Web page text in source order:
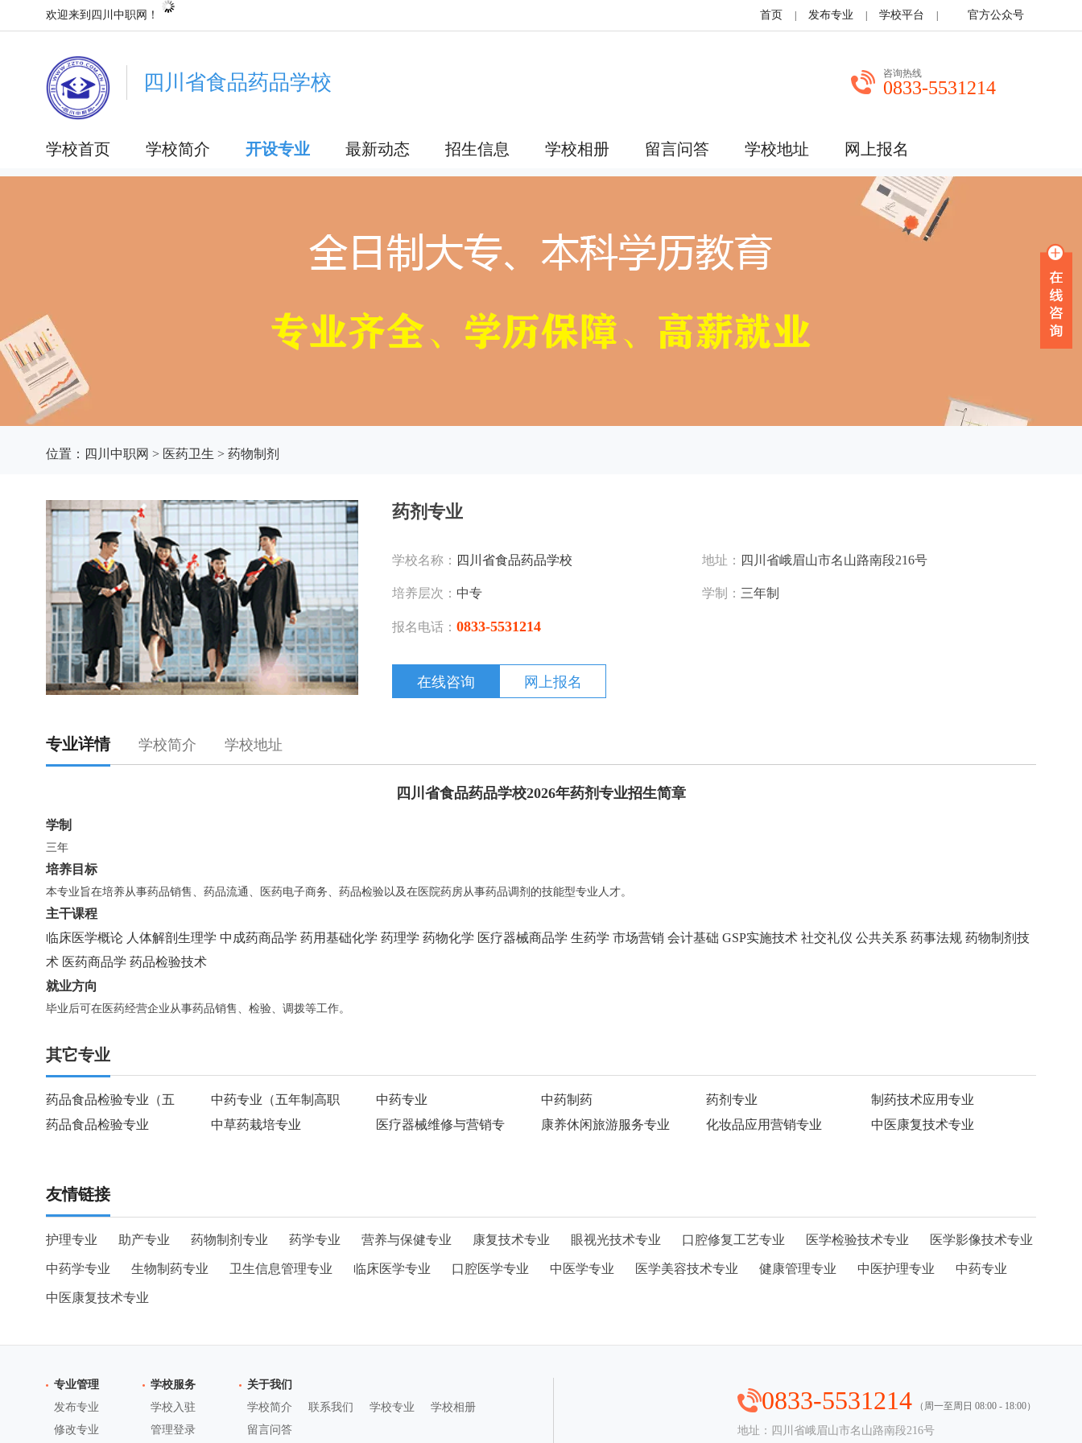
欢迎来到四川中职网！ 首页 发布专业 学校平台 官方公众号
四川省食品药品学校 咨询热线
0833-5531214
学校首页 学校简介 开设专业 最新动态 招生信息 学校相册 留言问答 学校地址 网上报名
位置： 四川中职网 > 医药卫生 > 药物制剂
药剂专业
学校名称： 四川省食品药品学校 地址： 四川省峨眉山市名山路南段216号
培养层次： 中专 学制： 三年制
报名电话： 0833-5531214
网上报名
在线咨询
专业详情 学校简介 学校地址
四川省食品药品学校2026年药剂专业招生简章
学制
三年
培养目标
本专业旨在培养从事药品销售、药品流通、医药电子商务、药品检验以及在医院药房从事药品调剂的技能型专业人才。
主干课程
临床医学概论 人体解剖生理学 中成药商品学 药用基础化学 药理学 药物化学 医疗器械商品学 生药学 市场营销 会计基础 GSP实施技术 社交礼仪 公共关系 药事法规 药物制剂技
术 医药商品学 药品检验技术
就业方向
毕业后可在医药经营企业从事药品销售、检验、调拨等工作。
其它专业
药品食品检验专业（五 中药专业（五年制高职 中药专业 中药制药 药剂专业
制药技术应用专业
药品食品检验专业
中草药栽培专业 医疗器械维修与营销专 康养休闲旅游服务专业 化妆品应用营销专业 中医康复技术专业
友情链接
护理专业 助产专业 药物制剂专业 药学专业 营养与保健专业 康复技术专业 眼视光技术专业 口腔修复工艺专业 医学检验技术专业 医学影像技术专业
中药学专业 生物制药专业 卫生信息管理专业 临床医学专业 口腔医学专业 中医学专业 医学美容技术专业 健康管理专业 中医护理专业 中药专业
中医康复技术专业
专业管理
发布专业
修改专业
学校服务
学校入驻
管理登录
关于我们
学校简介
联系我们 学校专业
学校相册
留言问答
0833-5531214 （周一至周日 08:00 - 18:00）
地址：四川省峨眉山市名山路南段216号